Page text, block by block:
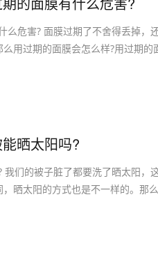
么危害? 面膜过期了不舍得丢掉，
用过期的面膜会怎么样?用过期的
晒太阳吗?
们的被子脏了都要洗了晒太阳，
晒太阳的方式也是不一样的。那